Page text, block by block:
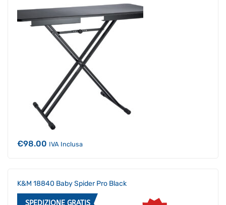
€98.00 IVA Inclusa
K&M 18840 Baby Spider Pro Black
SPEDIZIONE GRATIS